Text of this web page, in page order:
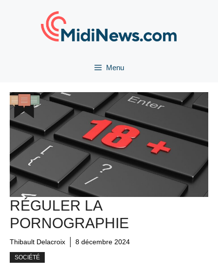
Menu
RÉGULER LA
PORNOGRAPHIE
Thibault Delacroix 8 décembre 2024
SOCIÉTÉ